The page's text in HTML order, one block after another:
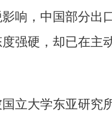
响，中国部分出
强硬，却已在主
立大学东亚研究